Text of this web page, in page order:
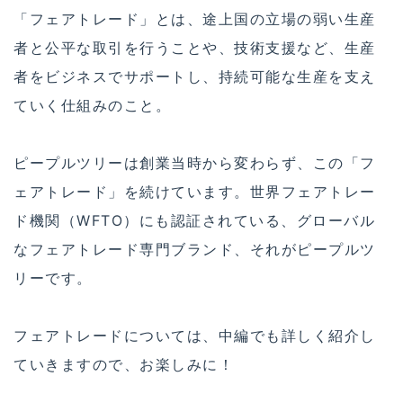
「フェアトレード」とは、途上国の立場の弱い生産
者と公平な取引を行うことや、技術支援など、生産
者をビジネスでサポートし、持続可能な生産を支え
ていく仕組みのこと。
ピープルツリーは創業当時から変わらず、この「フ
ェアトレード」を続けています。世界フェアトレー
ド機関（WFTO）にも認証されている、グローバル
なフェアトレード専門ブランド、それがピープルツ
リーです。
フェアトレードについては、中編でも詳しく紹介し
ていきますので、お楽しみに！